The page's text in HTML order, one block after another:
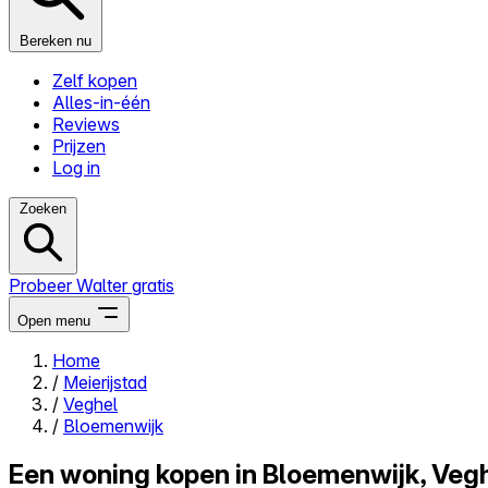
Bereken nu
Zelf kopen
Alles-in-één
Reviews
Prijzen
Log in
Zoeken
Probeer Walter gratis
Open menu
Close menu
Home
/ Meierijstad
/ Veghel
/ Bloemenwijk
Een woning kopen in Bloemenwijk,